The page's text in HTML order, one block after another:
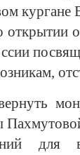
кургане
для